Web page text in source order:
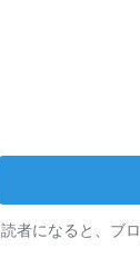
読者になると、ブ